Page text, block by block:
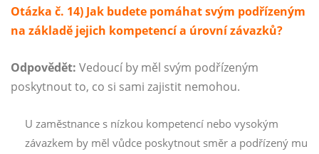
Otázka č. 14) Jak budete pomáhat svým podřízeným
na základě jejich kompetencí a úrovní závazků?
Odpovědět: Vedoucí by měl svým podřízeným
poskytnout to, co si sami zajistit nemohou.
U zaměstnance s nízkou kompetencí nebo vysokým
závazkem by měl vůdce poskytnout směr a podřízený mu